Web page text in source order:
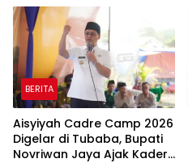
BERITA
Aisyiyah Cadre Camp 2026
Digelar di Tubaba, Bupati
Novriwan Jaya Ajak Kader